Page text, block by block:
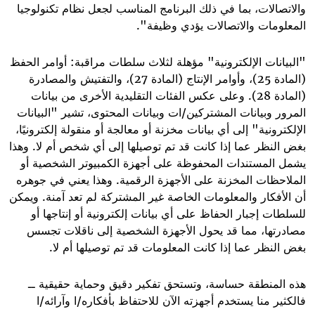
والاتصالات، بما في ذلك البرنامج المناسب لجعل نظام تكنولوجيا
المعلومات والاتصالات يؤدي وظيفة".
"البيانات الإلكترونية" مؤهلة لثلاث سلطات مراقبة: أوامر الحفظ
(المادة 25)، وأوامر الإنتاج (المادة 27)، والتفتيش والمصادرة
(المادة 28). وعلى عكس الفئات التقليدية الأخرى من بيانات
المرور وبيانات المشتركين/ات وبيانات المحتوى، تشير "البيانات
الإلكترونية" إلى أي بيانات مخزنة أو معالجة أو منقولة إلكترونيًا،
بغض النظر عما إذا كانت قد تم توصيلها إلى أي شخص أم لا. وهذا
يشمل المستندات المحفوظة على أجهزة الكمبيوتر الشخصية أو
الملاحظات المخزنة على الأجهزة الرقمية. وهذا يعني في جوهره
أن الأفكار والمعلومات الخاصة غير المشتركة لم تعد آمنة. ويمكن
للسلطات إجبار الحفاظ على أي بيانات إلكترونية أو إنتاجها أو
مصادرتها، مما قد يحول الأجهزة الشخصية إلى ناقلات تجسس
بغض النظر عما إذا كانت المعلومات قد تم توصيلها أم لا.
هذه المنطقة حساسة، وتستحق تفكير دقيق وحماية حقيقية ــ
فالكثير منا يستخدم أجهزته الآن للاحتفاظ بأفكاره/ا وآرائه/ا